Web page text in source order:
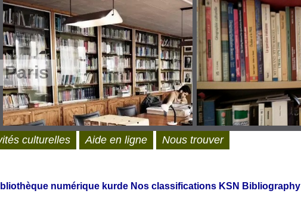
Paris
numérique kurde Nos classifications KSN Bibliography
culturelles Aide en ligne Nous trouver